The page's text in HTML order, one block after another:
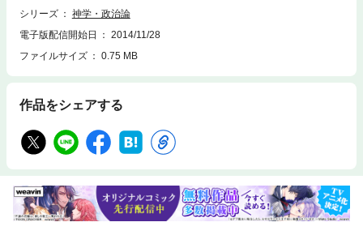
シリーズ
神学・政治論
電子版配信開始日
2014/11/28
ファイルサイズ
0.75 MB
作品をシェアする